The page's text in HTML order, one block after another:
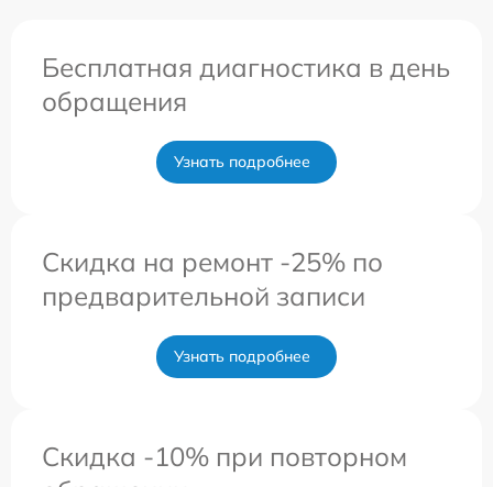
Бесплатная диагностика в день
обращения
Узнать подробнее
Скидка на ремонт -25% по
предварительной записи
Узнать подробнее
Скидка -10% при повторном